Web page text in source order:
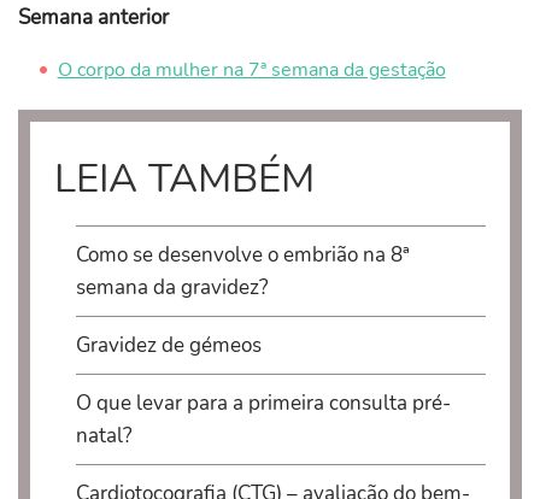
Semana anterior
O corpo da mulher na 7ª semana da gestação
LEIA TAMBÉM
Como se desenvolve o embrião na 8ª
semana da gravidez?
Gravidez de gémeos
O que levar para a primeira consulta pré-
natal?